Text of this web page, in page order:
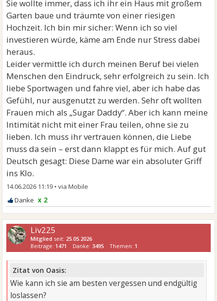
Sie wollte immer, dass ich ihr ein Haus mit großem
Garten baue und träumte von einer riesigen
Hochzeit. Ich bin mir sicher: Wenn ich so viel
investieren würde, käme am Ende nur Stress dabei
heraus.
Leider vermittle ich durch meinen Beruf bei vielen
Menschen den Eindruck, sehr erfolgreich zu sein. Ich
liebe Sportwagen und fahre viel, aber ich habe das
Gefühl, nur ausgenutzt zu werden. Sehr oft wollten
Frauen mich als „Sugar Daddy“. Aber ich kann meine
Intimität nicht mit einer Frau teilen, ohne sie zu
lieben. Ich muss ihr vertrauen können, die Liebe
muss da sein – erst dann klappt es für mich. Auf gut
Deutsch gesagt: Diese Dame war ein absoluter Griff
ins Klo.
14.06.2026 11:19 •
x 2
Liv225
Mitglied seit: 25.05.2026
Beiträge: 1471 Danke: 3495 Themen: 1
Zitat von Oasis:
Wie kann ich sie am besten vergessen und endgültig
loslassen?